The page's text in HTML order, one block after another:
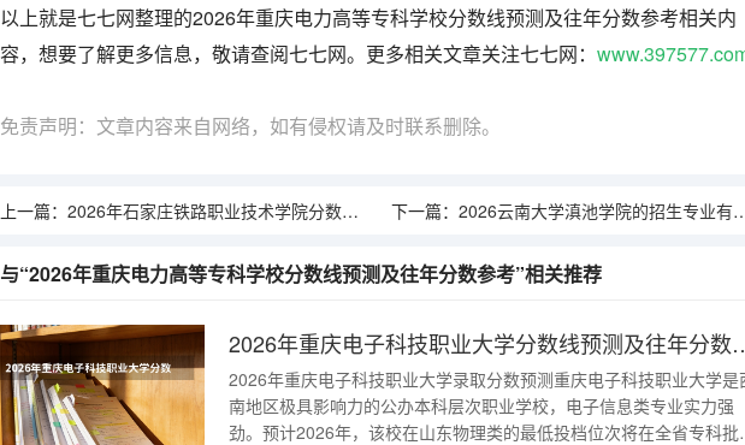
以上就是七七网整理的2026年重庆电力高等专科学校分数线预测及往年分数参考相关内
容，想要了解更多信息，敬请查阅七七网。更多相关文章关注七七网：
免责声明：文章内容来自网络，如有侵权请及时联系删除。
上一篇： 2026年石家庄铁路职业技术学院分数线预测及往年分数参考 下一篇： 2026云南大学滇池学院的招生专业有哪些，优势专业
与“2026年重庆电力高等专科学校分数线预测及往年分数参考”相关推荐
2026年重庆电子
2026年重庆电子科技职业大学录取分数预测重庆电子科技职业大学是
南地区极具影响力的公办本科层次职业学校，电子信息类专业实力强
劲。预计2026年，该校在山东物理类的最低投档位次将在全省专科批